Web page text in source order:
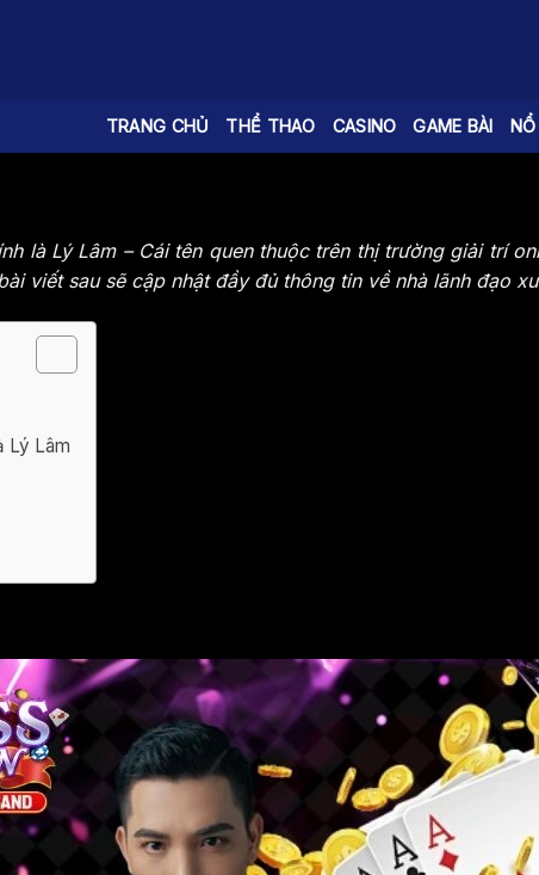
TRANG CHỦ THỂ THAO CASINO GAME BÀI
là Lý Lâm – Cái tên quen thuộc trên thị trường giải trí
viết sau sẽ cập nhật đầy đủ thông tin về nhà lãnh đạo
Lý Lâm